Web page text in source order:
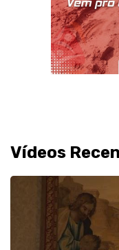
Vídeos